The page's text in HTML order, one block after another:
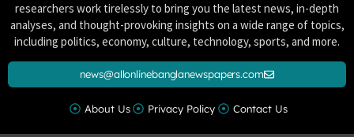
researchers work tirelessly to bring you the latest news, in-depth
analyses, and thought-provoking insights on a wide range of topics,
including politics, economy, culture, technology, sports, and more.
news@allonlinebanglanewspapers.com
About Us Privacy Policy Contact Us